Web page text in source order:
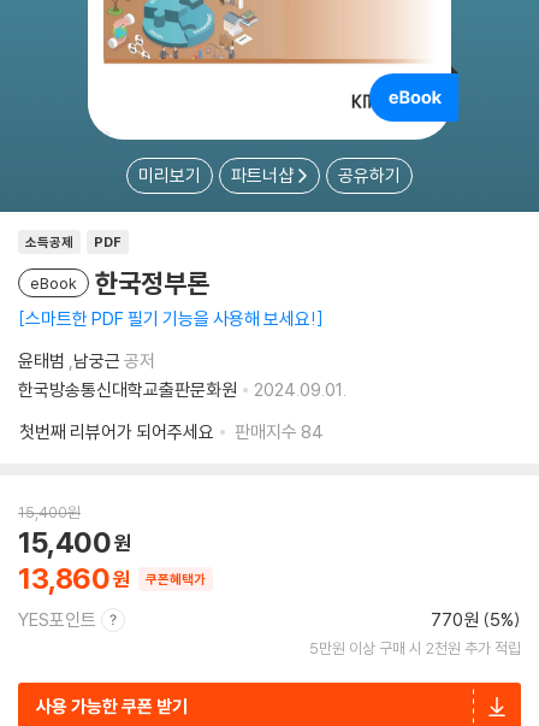
미리보기 파트너샵 공유하기
소득공제 PDF
eBook 한국정부론
스마트한 PDF 필기 기능을 사용해 보세요!
윤태범 ,남궁근 공저
한국방송통신대학교출판문화원
2024.09.01.
첫번째 리뷰어가 되어주세요
판매지수 84
15,400원
13,860
15,400
쿠폰혜택가
YES포인트 770원 (5%)
5만원 이상 구매 시 2천원 추가 적립
사용 가능한 쿠폰 받기